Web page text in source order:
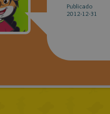
Publicado
2012-12-31